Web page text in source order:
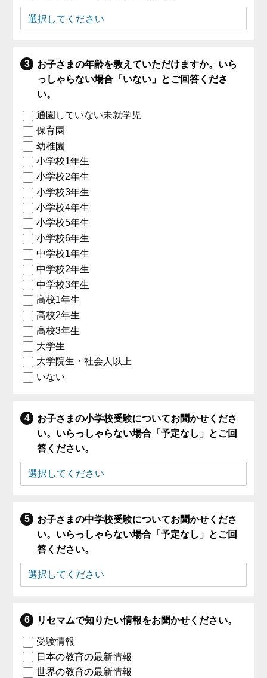
お子さまの年齢を教えていただけますか。いら
っしゃらない場合「いない」とご回答くださ
い。
通園していない未就学児
保育園
幼稚園
小学校1年生
小学校2年生
小学校3年生
小学校4年生
小学校5年生
小学校6年生
中学校1年生
中学校2年生
中学校3年生
高校1年生
高校2年生
高校3年生
大学生
大学院生・社会人以上
いない
お子さまの小学校受験についてお聞かせくださ
い。いらっしゃらない場合「予定なし」とご回
答ください。
お子さまの中学校受験についてお聞かせくださ
い。いらっしゃらない場合「予定なし」とご回
答ください。
リセマムで知りたい情報をお聞かせください。
受験情報
日本の教育の最新情報
世界の教育の最新情報